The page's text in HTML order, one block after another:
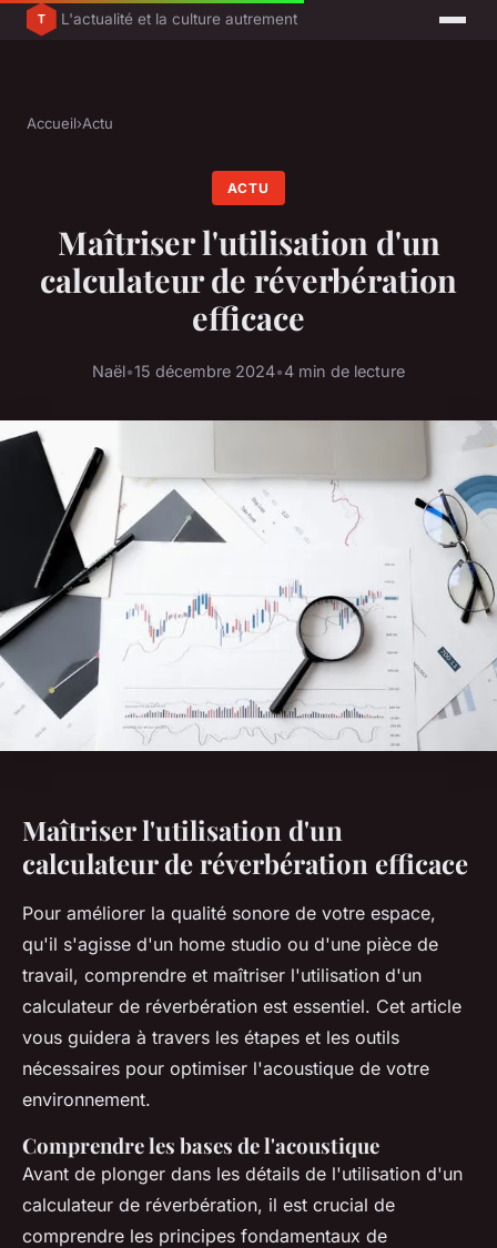
L'actualité et la culture autrement
Accueil›Actu
ACTU
Maîtriser l'utilisation d'un
calculateur de réverbération
efficace
Naël•15 décembre 2024•4 min de lecture
Maîtriser l'utilisation d'un
calculateur de réverbération efficace
Pour améliorer la qualité sonore de votre espace,
qu'il s'agisse d'un home studio ou d'une pièce de
travail, comprendre et maîtriser l'utilisation d'un
calculateur de réverbération est essentiel. Cet article
vous guidera à travers les étapes et les outils
nécessaires pour optimiser l'acoustique de votre
environnement.
Comprendre les bases de l'acoustique
Avant de plonger dans les détails de l'utilisation d'un
calculateur de réverbération, il est crucial de
comprendre les principes fondamentaux de